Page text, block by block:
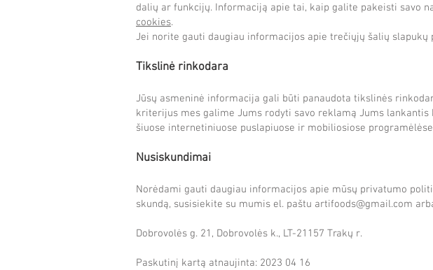
dalių ar funkcijų. Informaciją apie tai, kaip galite pakeisti savo
cookies.
Jei norite gauti daugiau informacijos apie trečiųjų šalių
Tikslinė rinkodara
Jūsų asmeninė informacija gali būti panaudota tikslinės
kriterijus mes galime Jums rodyti savo reklamą Jums
šiuose internetiniuose puslapiuose ir mobiliosiose
Nusiskundimai
Norėdami gauti daugiau informacijos apie mūsų privatumo
skundą, susisiekite su mumis el. paštu artifoods@gmail.com
Dobrovolės g. 21, Dobrovolės k., LT-21157 Trakų r.
Paskutinį kartą atnaujinta: 2023 04 16